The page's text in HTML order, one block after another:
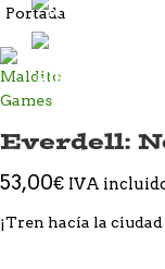
Everdell:
53,00€ IVA
¡Tren hacía la